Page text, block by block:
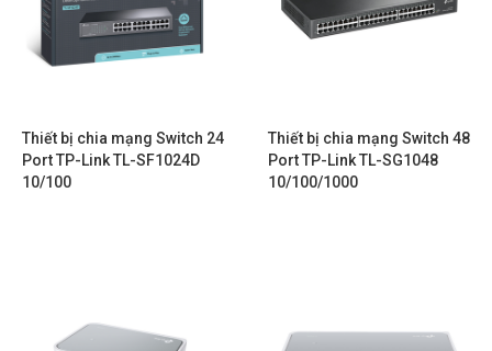
Thiết bị chia mạng Switch 24
Port TP-Link TL-SF1024D
10/100
Thiết bị chia mạng Switch 48
Port TP-Link TL-SG1048
10/100/1000